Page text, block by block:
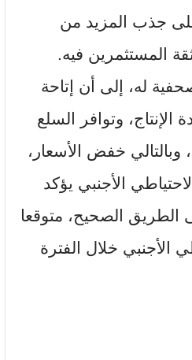
جذب المزيد من
المستثمرين فيه.
له، إلى أن إتاحة
الإنتاج، وتوافر السلع
خفض الأسعار،
الأجنبي يؤكد
الطريق الصحيح، متوقعا
الأجنبي خلال الفترة